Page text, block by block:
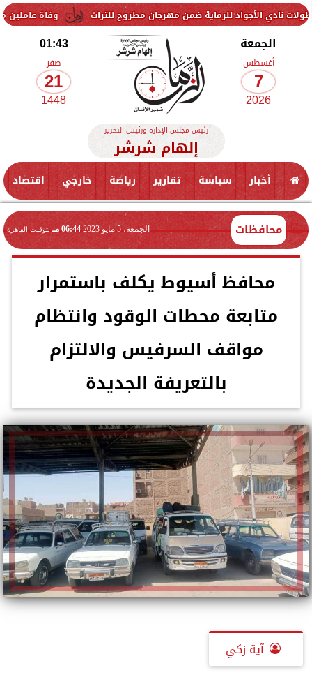
وفاة عاملين متأثرين للرماية ضمن مهرجان مطروح للتراث
الجمعة
أغسطس
7
2026
01:43
صفر
21
1448
رئيس مجلس الإدارة ورئيس التحرير
إلهام شرشر
أخبار سياسة تقارير رياضة خارجي اقتصاد
محافظات الجمعة، 5 مايو 2023 06:44 مـ بتوقيت القاهرة
محافظ أسيوط يكلف باستمرار
متابعة محطات الوقود وانتظام
مواقف السرفيس والالتزام
بالتعريفة الجديدة
آية زكي